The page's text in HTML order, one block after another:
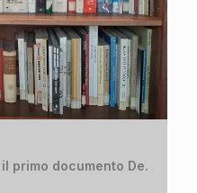
primo documento De.